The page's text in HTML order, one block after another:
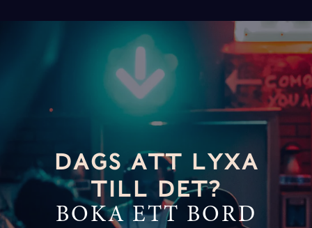
DAGS ATT LYXA
TILL DET?
BOKA ETT BORD